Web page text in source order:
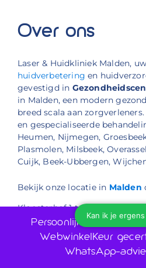
Over ons
Laser & Huidkliniek Malden,
huidverbetering en
gevestigd in
in Malden, een modern
breed scala aan
en gespecialiseerde
Heumen, Nijmegen,
Plasmolen, Milsbeek,
Cuijk, Beek-Ubbergen,
Bekijk onze locatie in Malden
Kloosterhof 1 te Malden
Telefoon: 024 30 30 880
E-mail:
Persoonlijk advies door
WebwinkelKeur
WhatsApp-